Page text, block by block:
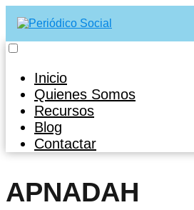
Inicio
Quienes Somos
Recursos
Blog
Contactar
APNADAH